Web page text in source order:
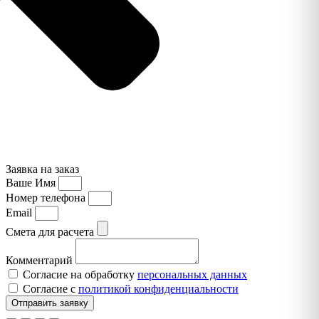
Заявка на заказ
Ваше Имя
Номер телефона
Email
Смета для расчета
Комментарий
Согласие на обработку персональных данных
Согласие с политикой конфиденциальности
Отправить заявку